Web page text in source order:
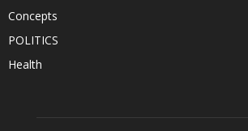
Concepts
POLITICS
Health